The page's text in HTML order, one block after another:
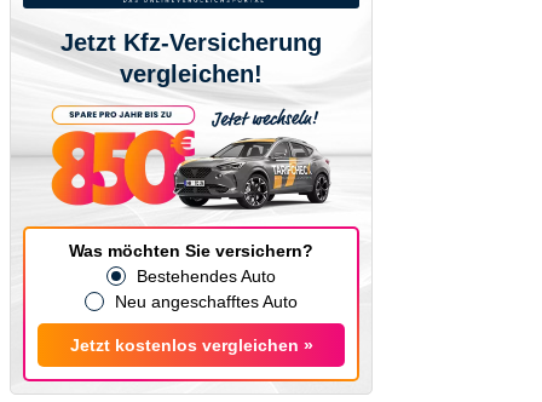
Jetzt Kfz-Versicherung
vergleichen!
Was möchten Sie versichern?
Bestehendes Auto
Neu angeschafftes Auto
Jetzt kostenlos vergleichen »